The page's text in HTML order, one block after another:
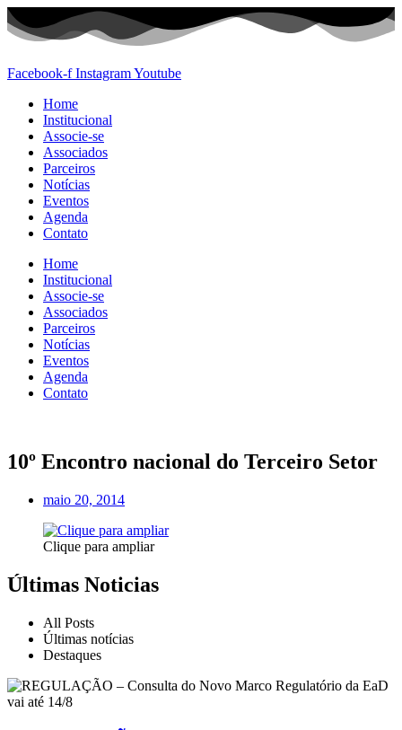
Ir
para
Facebook-f InstagramYoutube
Home
Institucional
Associe-se
Associados
Parceiros
Notícias
Eventos
Agenda
Contato
Home
Institucional
Associe-se
Associados
Parceiros
Notícias
Eventos
Agenda
Contato
10º Encontro nacional do Terceiro Setor
maio 20, 2014
Clique para ampliar
Últimas Noticias
All Posts
Últimas notícias
Destaques